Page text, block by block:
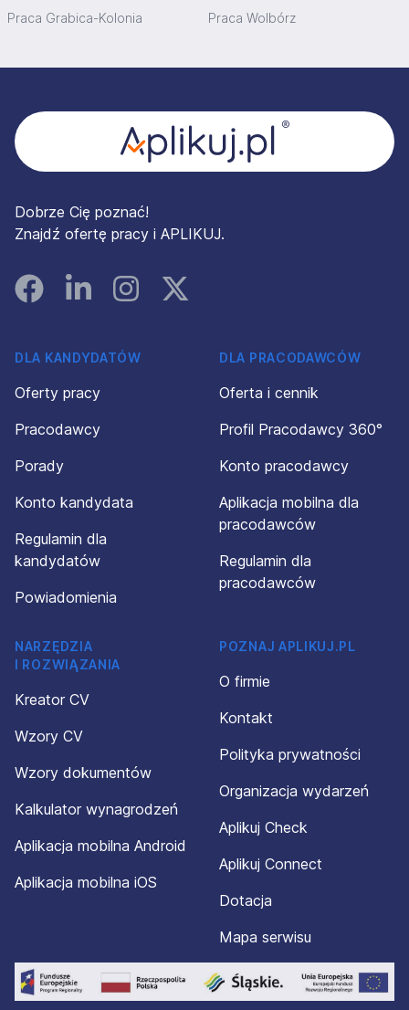
Praca Grabica-Kolonia Praca Wolbórz
Dobrze Cię poznać!
Znajdź ofertę pracy i APLIKUJ.
FacebookLinked InInstagramInstagram
DLA KANDYDATÓW
Oferty pracy
Pracodawcy
Porady
Konto kandydata
Regulamin dla
kandydatów
Powiadomienia
DLA PRACODAWCÓW
Oferta i cennik
Profil Pracodawcy 360°
Konto pracodawcy
Aplikacja mobilna dla
pracodawców
Regulamin dla
pracodawców
NARZĘDZIA
I ROZWIĄZANIA
Kreator CV
Wzory CV
Wzory dokumentów
Kalkulator wynagrodzeń
Aplikacja mobilna Android
Aplikacja mobilna iOS
POZNAJ APLIKUJ.PL
O firmie
Kontakt
Polityka prywatności
Organizacja wydarzeń
Aplikuj Check
Aplikuj Connect
Dotacja
Mapa serwisu